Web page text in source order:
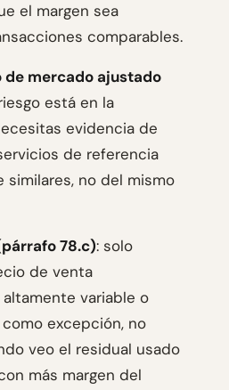
el margen sea
comparables.
mercado ajustado
está en la
evidencia de
de referencia
similares, no del mismo
78.c): solo
de venta
variable o
excepción, no
veo el residual usado
más margen del